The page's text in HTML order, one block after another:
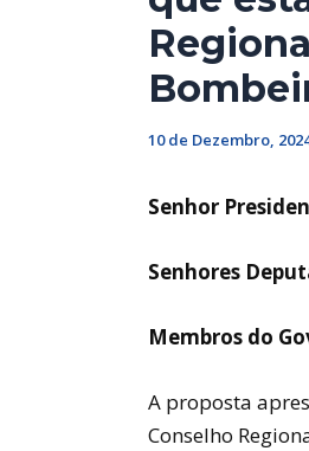
10 de Dezembro,
Senhor
Senhores
Membros do
A proposta
Conselho